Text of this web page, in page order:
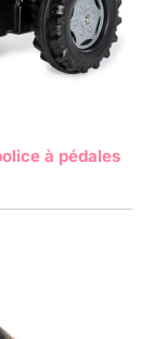
à pédales